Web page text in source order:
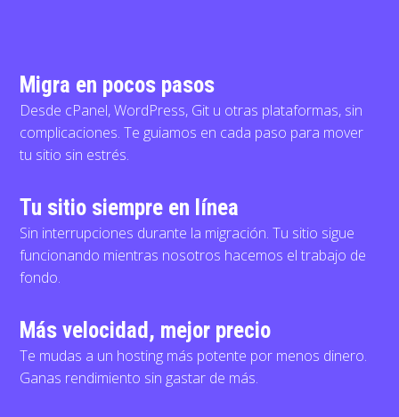
Migra en pocos pasos
Desde cPanel, WordPress, Git u otras plataformas, sin
complicaciones. Te guiamos en cada paso para mover
tu sitio sin estrés.
Tu sitio siempre en línea
Sin interrupciones durante la migración. Tu sitio sigue
funcionando mientras nosotros hacemos el trabajo de
fondo.
Más velocidad, mejor precio
Te mudas a un hosting más potente por menos dinero.
Ganas rendimiento sin gastar de más.